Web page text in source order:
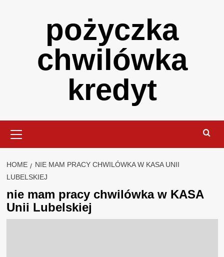
pożyczka
chwilówka
kredyt
Menu
HOME
NIE MAM PRACY CHWILÓWKA W KASA UNII
LUBELSKIEJ
nie mam pracy chwilówka w KASA
Unii Lubelskiej